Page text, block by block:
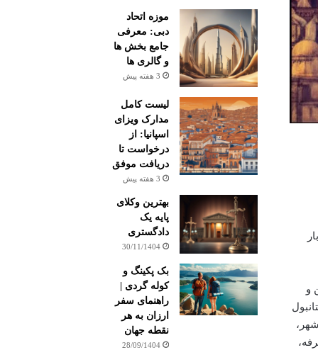
و
موزه اتحاد
دبی: معرفی
جامع بخش ها
و گالری ها
3 هفته پیش
لیست کامل
مدارک ویزای
اسپانیا: از
درخواست تا
دریافت موفق
3 هفته پیش
بهترین وکلای
پایه یک
دادگستری
30/11/1404
بک پکینگ و
کوله گردی |
راهنمای سفر
ارزان به هر
نقطه جهان
28/09/1404